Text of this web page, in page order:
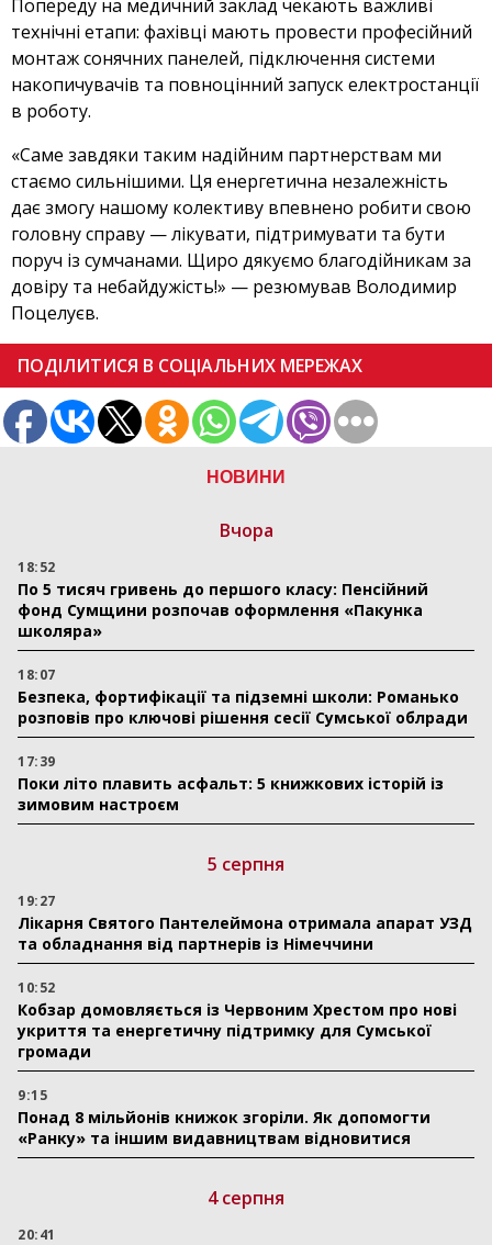
НОВИНИ
Вчора
18:52
По 5 тисяч гривень до першого класу: Пенсійний
фонд Сумщини розпочав оформлення «Пакунка
школяра»
18:07
Безпека, фортифікації та підземні школи: Романько
розповів про ключові рішення сесії Сумської облради
17:39
Поки літо плавить асфальт: 5 книжкових історій із
зимовим настроєм
5 серпня
19:27
Лікарня Святого Пантелеймона отримала апарат УЗД
та обладнання від партнерів із Німеччини
10:52
Кобзар домовляється із Червоним Хрестом про нові
укриття та енергетичну підтримку для Сумської
громади
9:15
Понад 8 мільйонів книжок згоріли. Як допомогти
«Ранку» та іншим видавництвам відновитися
4 серпня
20:41
Попереду на медичний заклад чекають важливі
технічні етапи: фахівці мають провести професійний
монтаж сонячних панелей, підключення системи
накопичувачів та повноцінний запуск електростанції
в роботу.
«Саме завдяки таким надійним партнерствам ми
стаємо сильнішими. Ця енергетична незалежність
дає змогу нашому колективу впевнено робити свою
головну справу — лікувати, підтримувати та бути
поруч із сумчанами. Щиро дякуємо благодійникам за
довіру та небайдужість!» — резюмував Володимир
Поцелуєв.
ПОДІЛИТИСЯ В СОЦІАЛЬНИХ МЕРЕЖАХ